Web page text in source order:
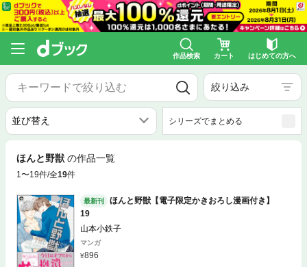
作品検索 カート はじめての方へ
絞り込み
シリーズでまとめる
ほんと野獣 の作品一覧
1〜19件/全19件
最新刊
ほんと野獣【電子限定かきおろし漫画付き】
19
山本小鉄子
マンガ
896